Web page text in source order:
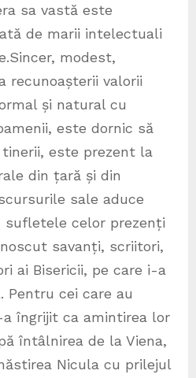
sa vastă este
de marii intelectuali
modest,
recunoașterii valorii
și natural cu
este dornic să
este prezent la
din țară și din
sale aduce
sufletele celor prezenți
savanți, scriitori,
ai Bisericii, pe care i-a
cei care au
îngrijit ca amintirea lor
întâlnirea de la Viena,
Nicula cu prilejul